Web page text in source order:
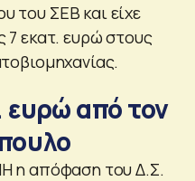
του ΣΕΒ και είχε
7 εκατ. ευρώ στους
ευρώ από τον
η απόφαση του Δ.Σ.